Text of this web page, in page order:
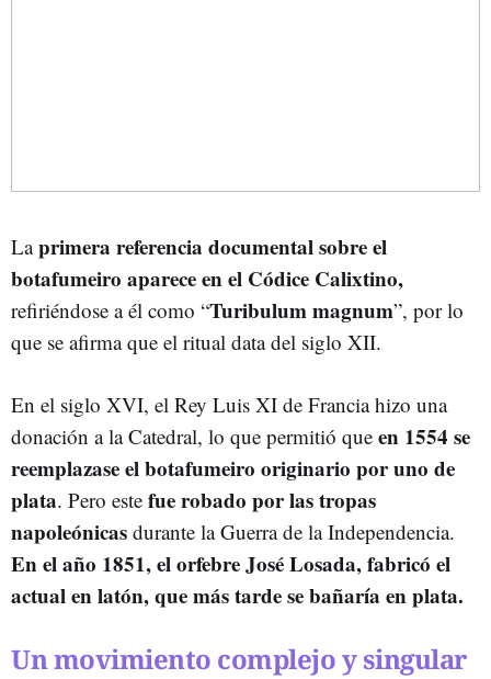
Laprimera referencia documental sobre el
botafumeiro aparece en el Códice Calixtino,
refiriéndose a él como “Turibulum magnum”, por lo
que se afirma que el ritual data del siglo XII.
En el siglo XVI, el Rey Luis XI de Francia hizo una
donación a la Catedral, lo que permitió que en 1554 se
reemplazase el botafumeiro originario por uno de
plata. Pero este fue robado por las tropas
napoleónicas durante la Guerra de la Independencia.
En el año 1851, el orfebre José Losada, fabricó el
actual en latón, que más tarde se bañaría en plata.
Un movimiento complejo y singular